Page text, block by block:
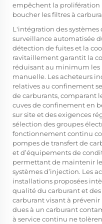
empêchent la
boucher les filtres à
L'intégration des
surveillance automatisée
détection de fuites et la
ravitaillement garantit la
réduisant au minimum les
manuelle. Les acheteurs
relatives au confinement
de carburants, comparant
cuves de confinement en
sur site et des exigences
sélection des groupes
fonctionnement continu
pompes de transfert de
et d’équipements de
permettant de maintenir
systèmes d’injection. Les
installations proposées
qualité du carburant et
carburant visant à
dues à un carburant
à service continu ne